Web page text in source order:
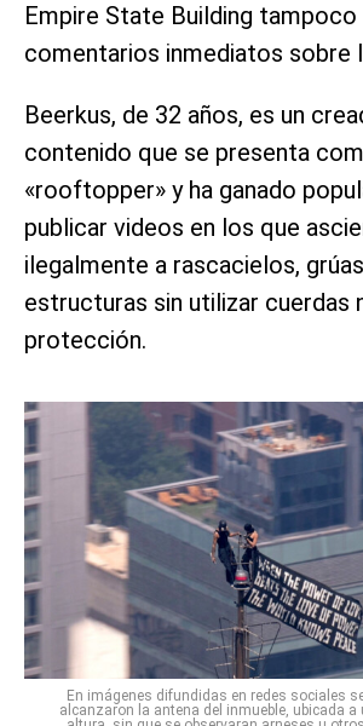
Empire State Building
comentarios inmediatos sobre
Beerkus, de 32 años, es un
contenido que se presenta
«rooftopper» y ha ganado
publicar videos en los que
ilegalmente a rascacielos,
estructuras sin utilizar cuerdas
protección.
En imágenes difundidas en redes sociales
alcanzaron la antena del inmueble, ubicada